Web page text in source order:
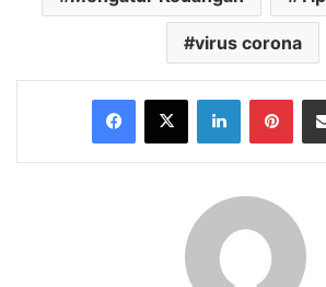
virus corona
Facebook
X LinkedIn